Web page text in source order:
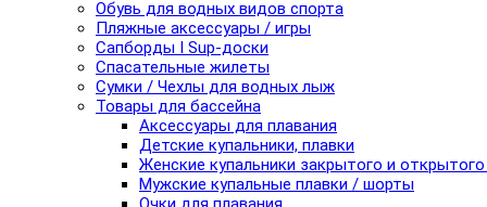
Обувь для водных видов спорта
Пляжные аксессуары / игры
Сапборды I Sup-доски
Спасательные жилеты
Сумки / Чехлы для водных лыж
Товары для бассейна
Аксессуары для плавания
Детские купальники, плавки
Женские купальники закрытого и
Мужские купальные плавки / шорты